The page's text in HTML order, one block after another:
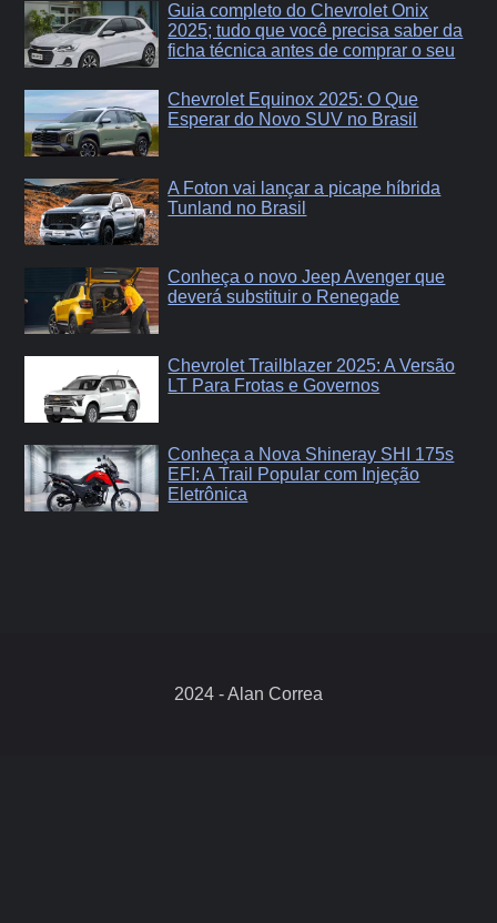
Guia completo do Chevrolet Onix
2025; tudo que você precisa saber da
ficha técnica antes de comprar o seu
Chevrolet Equinox 2025: O Que
Esperar do Novo SUV no Brasil
A Foton vai lançar a picape híbrida
Tunland no Brasil
Conheça o novo Jeep Avenger que
deverá substituir o Renegade
Chevrolet Trailblazer 2025: A Versão
LT Para Frotas e Governos
Conheça a Nova Shineray SHI 175s
EFI: A Trail Popular com Injeção
Eletrônica
2024 - Alan Correa